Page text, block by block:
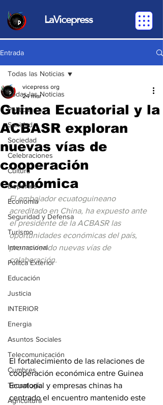
LaVicepress
Entrada
Todas las Noticias
Política
Sanidad
Sociedad
Celebraciones
Cultura
Deportes
Economia
Seguridad y Defensa
Turismo
Internacional
Politca Exterior
Educación
Justicia
INTERIOR
Energia
Asuntos Sociales
Telecomunicación
Cumbres
Tecnología
Agricultura
Todas las Noticias
Guinea Ecuatorial y la
ACBASR exploran
nuevas vías de
cooperación
económica
vicepress org
24 mar
El embajador ecuatoguineano
acreditado en China, ha expuesto ante
el presidente de la ACBASR las
oportunidades económicas del país,
promoviendo nuevas vías de
colaboración.
El fortalecimiento de las relaciones de
cooperación económica entre Guinea
Ecuatorial y empresas chinas ha
centrado el encuentro mantenido este